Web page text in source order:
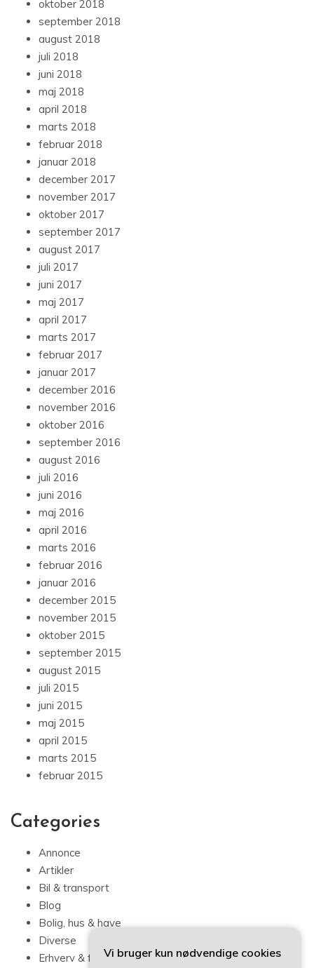
oktober 2018
september 2018
august 2018
juli 2018
juni 2018
maj 2018
april 2018
marts 2018
februar 2018
januar 2018
december 2017
november 2017
oktober 2017
september 2017
august 2017
juli 2017
juni 2017
maj 2017
april 2017
marts 2017
februar 2017
januar 2017
december 2016
november 2016
oktober 2016
september 2016
august 2016
juli 2016
juni 2016
maj 2016
april 2016
marts 2016
februar 2016
januar 2016
december 2015
november 2015
oktober 2015
september 2015
august 2015
juli 2015
juni 2015
maj 2015
april 2015
marts 2015
februar 2015
Categories
Annonce
Artikler
Bil & transport
Blog
Bolig, hus & have
Diverse
Erhverv & forbrugVi bruger kun nødvendige cookies